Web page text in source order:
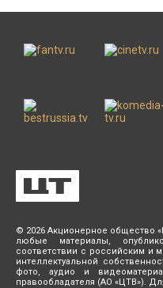
© 2026 Акционерное общество
любые материалы,
соответствии с российским и
интеллектуальной
фото, аудио и
правообладателя (АО «ЦТВ»).